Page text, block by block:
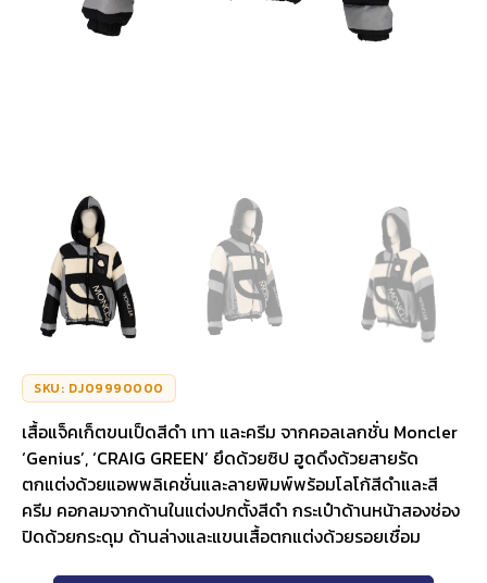
SKU: DJ09990000
เสื้อแจ็คเก็ตขนเป็ดสีดำ เทา และครีม จากคอลเลกชั่น Moncler
‘Genius’, ‘CRAIG GREEN’ ยึดด้วยซิป ฮูดดึงด้วยสายรัด
ตกแต่งด้วยแอพพลิเคชั่นและลายพิมพ์พร้อมโลโก้สีดำและสี
ครีม คอกลมจากด้านในแต่งปกตั้งสีดำ กระเป๋าด้านหน้าสองช่อง
ปิดด้วยกระดุม ด้านล่างและแขนเสื้อตกแต่งด้วยรอยเชื่อม